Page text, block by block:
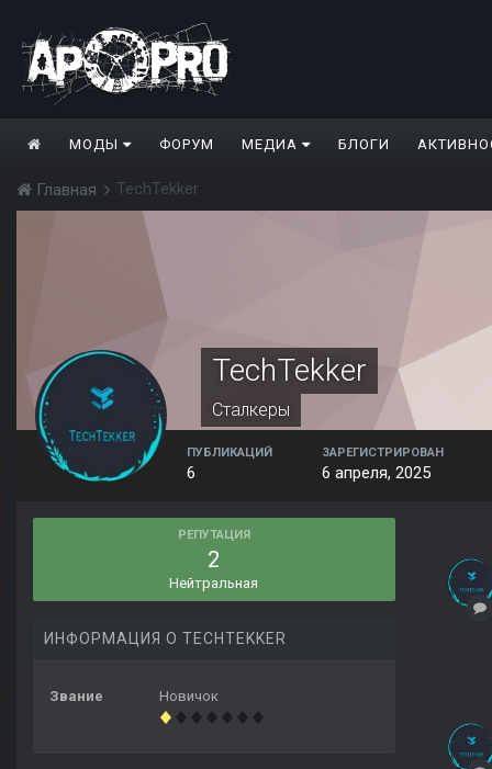
МОДЫ ФОРУМ МЕДИА БЛОГИ
Главная TechTekker
TechTekker
Сталкеры
ПУБЛИКАЦИЙ
6
ЗАРЕГИСТРИРОВАН
6 апреля, 2025
РЕПУТАЦИЯ
2
Нейтральная
ИНФОРМАЦИЯ О TECHTEKKER
Звание Новичок